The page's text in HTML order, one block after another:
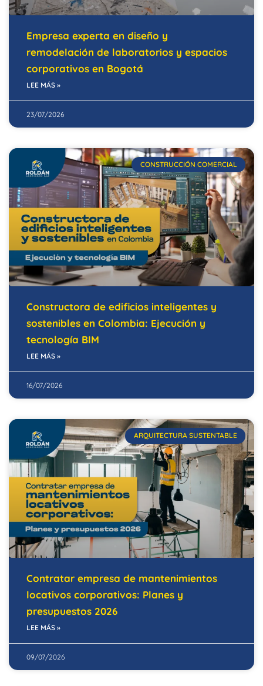
Empresa experta en diseño y
remodelación de laboratorios y espacios
corporativos en Bogotá
LEE MÁS »
23/07/2026
CONSTRUCCIÓN COMERCIAL
Constructora de edificios inteligentes y
sostenibles en Colombia: Ejecución y
tecnología BIM
LEE MÁS »
16/07/2026
ARQUITECTURA SUSTENTABLE
Contratar empresa de mantenimientos
locativos corporativos: Planes y
presupuestos 2026
LEE MÁS »
09/07/2026